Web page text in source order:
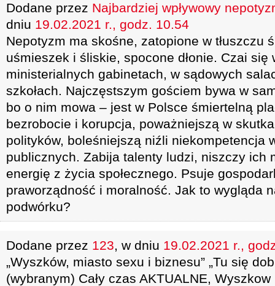
Dodane przez Najbardziej wpływowy
dniu 19.02.2021 r., godz. 10.54
Nepotyzm ma skośne, zatopione w tłuszczu
uśmieszek i śliskie, spocone dłonie. Czai się
ministerialnych gabinetach, w sądowych
szkołach. Najczęstszym gościem bywa w
bo o nim mowa – jest w Polsce śmiertelną
bezrobocie i korupcja, poważniejszą w
polityków, boleśniejszą niźli niekompetencja
publicznych. Zabija talenty ludzi, niszczy ich
energię z życia społecznego. Psuje
praworządność i moralność. Jak to wygląda
podwórku?
Dodane przez 123, w dniu 19.02.2021 r.,
„Wyszków, miasto sexu i biznesu” „Tu się
(wybranym) Cały czas AKTUALNE,